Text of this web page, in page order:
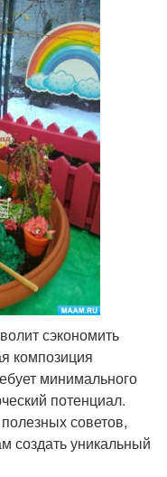
сэкономить
композиция
минимального
потенциал.
советов,
создать уникальный